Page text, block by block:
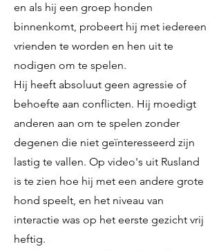
en als hij een groep honden
binnenkomt, probeert hij met iedereen
vrienden te worden en hen uit te
nodigen om te spelen.
Hij heeft absoluut geen agressie of
behoefte aan conflicten. Hij moedigt
anderen aan om te spelen zonder
degenen die niet geïnteresseerd zijn
lastig te vallen. Op video's uit Rusland
is te zien hoe hij met een andere grote
hond speelt, en het niveau van
interactie was op het eerste gezicht vrij
heftig.